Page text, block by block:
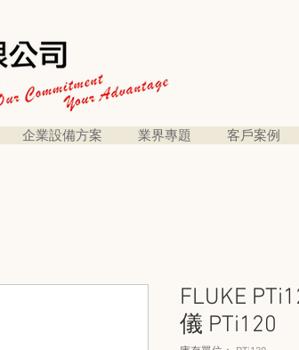
企業設備方案 業界專題 客戶案例
FLUKE
儀 PTi120